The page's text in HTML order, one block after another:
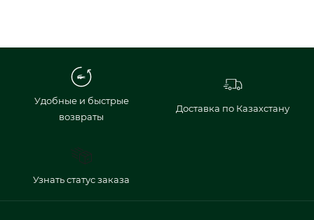
Удобные и быстрые
возвраты
Доставка по Казахстану
Узнать статус заказа